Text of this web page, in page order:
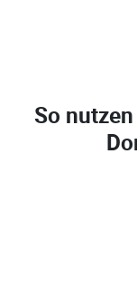
So